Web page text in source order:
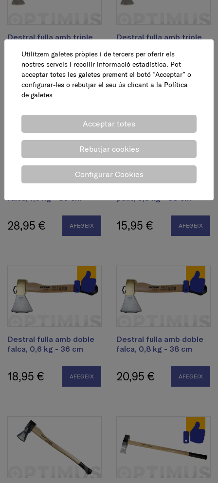
Destral fulla amb triple
24,95 € AFEGEIX
Destral fulla amb triple
26,95 € AFEGEIX
28,95 € AFEGEIX 15,95 € AFEGEIX
Destral fulla amb doble
falca, 0,6 kg - 36 cm
18,95 € AFEGEIX
Destral fulla amb doble
falca, 0,8 kg - 38 cm
20,95 € AFEGEIX
Utilitzem galetes pròpies i de tercers per oferir els
nostres serveis i recollir informació estadística. Pot
acceptar totes les galetes prement el botó ”Acceptar” o
configurar-les o rebutjar el seu ús clicant a la Política
de galetes
Acceptar totes
Rebutjar cookies
Configurar Cookies